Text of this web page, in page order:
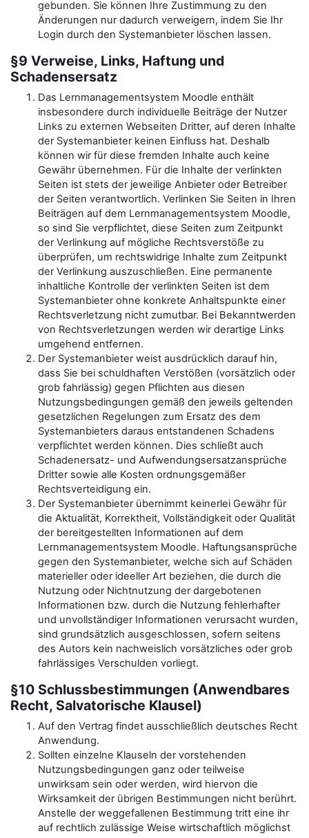
gebunden. Sie können Ihre Zustimmung zu den
Änderungen nur dadurch verweigern, indem Sie Ihr
Login durch den Systemanbieter löschen lassen.
§9 Verweise, Links, Haftung und
Schadensersatz
Das Lernmanagementsystem Moodle enthält
insbesondere durch individuelle Beiträge der Nutzer
Links zu externen Webseiten Dritter, auf deren Inhalte
der Systemanbieter keinen Einfluss hat. Deshalb
können wir für diese fremden Inhalte auch keine
Gewähr übernehmen. Für die Inhalte der verlinkten
Seiten ist stets der jeweilige Anbieter oder Betreiber
der Seiten verantwortlich. Verlinken Sie Seiten in Ihren
Beiträgen auf dem Lernmanagementsystem Moodle,
so sind Sie verpflichtet, diese Seiten zum Zeitpunkt
der Verlinkung auf mögliche Rechtsverstöße zu
überprüfen, um rechtswidrige Inhalte zum Zeitpunkt
der Verlinkung auszuschließen. Eine permanente
inhaltliche Kontrolle der verlinkten Seiten ist dem
Systemanbieter ohne konkrete Anhaltspunkte einer
Rechtsverletzung nicht zumutbar. Bei Bekanntwerden
von Rechtsverletzungen werden wir derartige Links
umgehend entfernen.
Der Systemanbieter weist ausdrücklich darauf hin,
dass Sie bei schuldhaften Verstößen (vorsätzlich oder
grob fahrlässig) gegen Pflichten aus diesen
Nutzungsbedingungen gemäß den jeweils geltenden
gesetzlichen Regelungen zum Ersatz des dem
Systemanbieters daraus entstandenen Schadens
verpflichtet werden können. Dies schließt auch
Schadenersatz- und Aufwendungsersatzansprüche
Dritter sowie alle Kosten ordnungsgemäßer
Rechtsverteidigung ein.
Der Systemanbieter übernimmt keinerlei Gewähr für
die Aktualität, Korrektheit, Vollständigkeit oder Qualität
der bereitgestellten Informationen auf dem
Lernmanagementsystem Moodle. Haftungsansprüche
gegen den Systemanbieter, welche sich auf Schäden
materieller oder ideeller Art beziehen, die durch die
Nutzung oder Nichtnutzung der dargebotenen
Informationen bzw. durch die Nutzung fehlerhafter
und unvollständiger Informationen verursacht wurden,
sind grundsätzlich ausgeschlossen, sofern seitens
des Autors kein nachweislich vorsätzliches oder grob
fahrlässiges Verschulden vorliegt.
§10 Schlussbestimmungen (Anwendbares
Recht, Salvatorische Klausel)
Auf den Vertrag findet ausschließlich deutsches Recht
Anwendung.
Sollten einzelne Klauseln der vorstehenden
Nutzungsbedingungen ganz oder teilweise
unwirksam sein oder werden, wird hiervon die
Wirksamkeit der übrigen Bestimmungen nicht berührt.
Anstelle der weggefallenen Bestimmung tritt eine ihr
auf rechtlich zulässige Weise wirtschaftlich möglichst